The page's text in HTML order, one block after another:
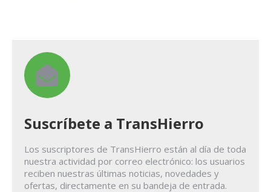
Suscríbete a TransHierro
Los suscriptores de TransHierro están al día de toda
nuestra actividad por correo electrónico: los usuarios
reciben nuestras últimas noticias, novedades y
ofertas, directamente en su bandeja de entrada.